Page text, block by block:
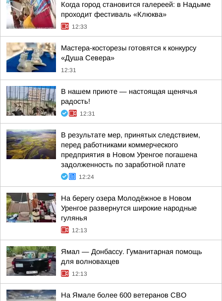
Когда город становится галереей: в Надыме
проходит фестиваль «Клюква»
12:33
Мастера-косторезы готовятся к конкурсу
«Душа Севера»
12:31
В нашем приюте — настоящая щенячья
радость!
12:31
В результате мер, принятых следствием,
перед работниками коммерческого
предприятия в Новом Уренгое погашена
задолженность по заработной плате
12:24
На берегу озера Молодёжное в Новом
Уренгое развернутся широкие народные
гулянья
12:13
Ямал — Донбассу. Гуманитарная помощь
для волновахцев
12:13
На Ямале более 600 ветеранов СВО